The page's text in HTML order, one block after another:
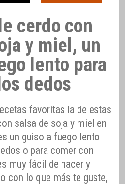
cerdo con
y miel, un
lento para
dedos
favoritas la de estas
salsa de soja y miel en
un guiso a fuego lento
o para comer con
muy fácil de hacer y
con lo que más te guste,